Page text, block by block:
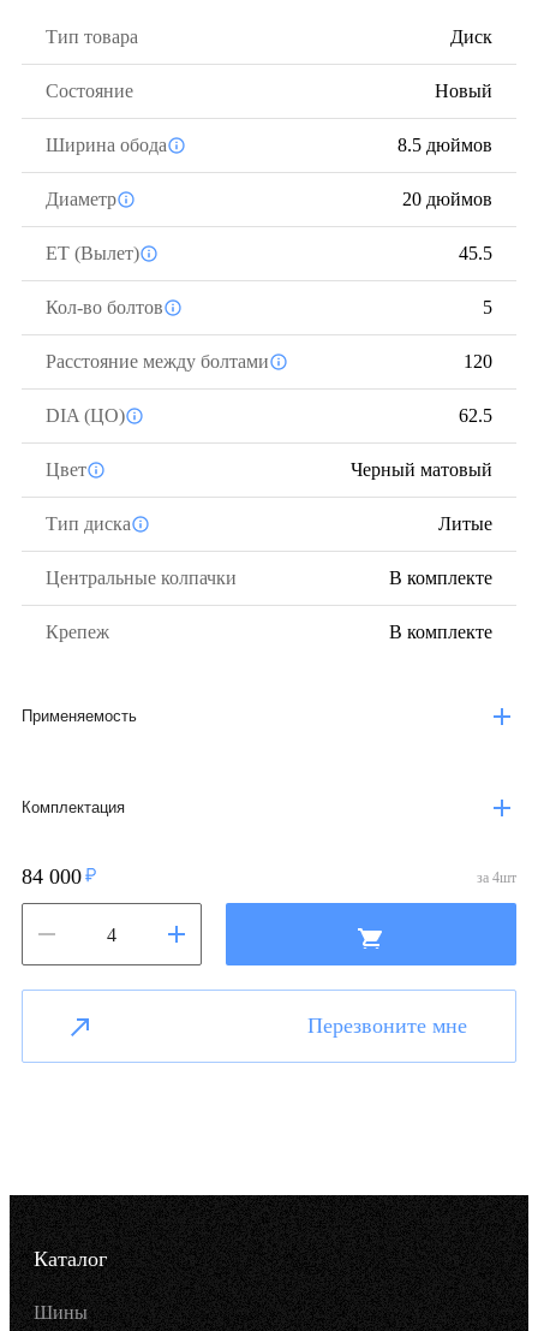
Тип товара Диск
Состояние Новый
Ширина обода 8.5 дюймов
Диаметр 20 дюймов
ЕТ (Вылет) 45.5
Кол-во болтов 5
Расстояние между болтами 120
DIA (ЦО) 62.5
Цвет Черный матовый
Тип диска Литые
Центральные колпачки В комплекте
Крепеж В комплекте
Применяемость
Комплектация
84 000 за 4шт
Перезвоните мне
Каталог
Шины